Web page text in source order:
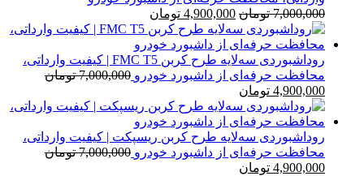
7,000,000 تومان قیمت
اصلی
7,000,000 تومان
بود.
4,900,000 تومان
فعلی
است.
روداشبوردی سه‌لایه طرح کربن FMC T5 | کیفیت وارداتی،
محافظت حرفه‌ای از داشبورد خودرو 7,000,000 تومان
قیمت
اصلی
7,000,000 تومان
بود.
4,900,000 تومان
فعلی
4,900,000 تومان
است.
روداشبوردی سه‌لایه طرح کربن ریسپکت | کیفیت وارداتی،
محافظت حرفه‌ای از داشبورد خودرو 7,000,000 تومان
قیمت
4,900,000 تومان